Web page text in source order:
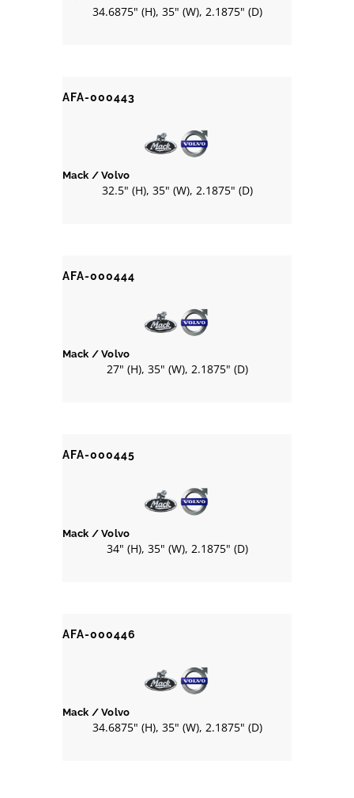
34.6875" (H), 35" (W), 2.1875" (D)
AFA-000443
Mack / Volvo
32.5" (H), 35" (W), 2.1875" (D)
AFA-000444
Mack / Volvo
27" (H), 35" (W), 2.1875" (D)
AFA-000445
Mack / Volvo
34" (H), 35" (W), 2.1875" (D)
AFA-000446
Mack / Volvo
34.6875" (H), 35" (W), 2.1875" (D)